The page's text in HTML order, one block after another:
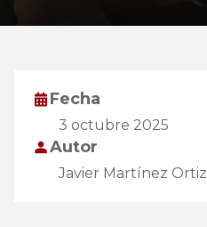
Fecha
3 octubre 2025
Autor
Javier Martínez Ortiz